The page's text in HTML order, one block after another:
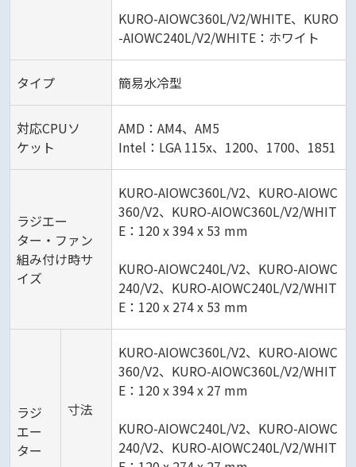
KURO-AIOWC360L/V2/WHITE、KURO
-AIOWC240L/V2/WHITE：ホワイト
タイプ 簡易水冷型
対応CPUソ
ケット
AMD：AM4、AM5
Intel：LGA 115x、1200、1700、1851
ラジエー
ター・ファン
組み付け時サ
イズ
KURO-AIOWC360L/V2、KURO-AIOWC
360/V2、KURO-AIOWC360L/V2/WHIT
E：120 x 394 x 53 mm
KURO-AIOWC240L/V2、KURO-AIOWC
240/V2、KURO-AIOWC240L/V2/WHIT
E：120 x 274 x 53 mm
ラジ
エー
ター
寸法
KURO-AIOWC360L/V2、KURO-AIOWC
360/V2、KURO-AIOWC360L/V2/WHIT
E：120 x 394 x 27 mm
KURO-AIOWC240L/V2、KURO-AIOWC
240/V2、KURO-AIOWC240L/V2/WHIT